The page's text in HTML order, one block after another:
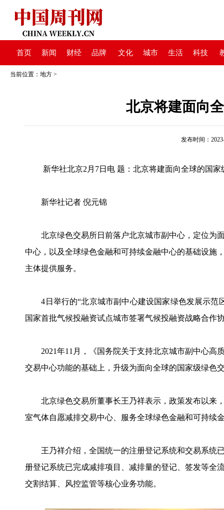
首页 新闻 财经 品牌 文化 城市 生活 科技
当前位置： 地方 >
北京将建面向
发布时间：
新华社北京2月7日电 题：北京将建面向全球的国家
新华社记者 倪元锦
北京绿色交易所日前落户北京城市副中心，定位为
中心，以及全球绿色金融和可持续金融中心的基础设施
主体提供服务。
4日举行的“北京城市副中心建设国家绿色发展示范
国家首批气候投融资试点城市签署气候投融资战略合作
2021年11月，《国务院关于支持北京城市副中心高
交易中心功能的基础上，升级为面向全球的国家级绿色
北京绿色交易所董事长王乃祥表示，政策发布以来
室气体自愿减排交易中心、服务全球绿色金融和可持续
王乃祥介绍，全国统一的注册登记系统和交易系统
册登记系统已完成减排项目、减排量的登记、签发等全
交割结算、风控监管等核心业务功能。